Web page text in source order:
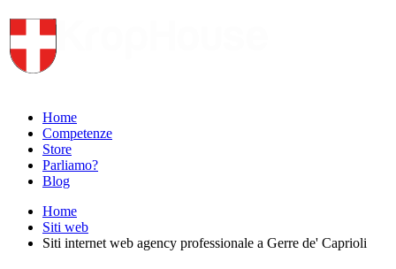
Home
Competenze
Store
Parliamo?
Blog
Home
Siti web
Siti internet web agency professionale a Gerre de' Caprioli